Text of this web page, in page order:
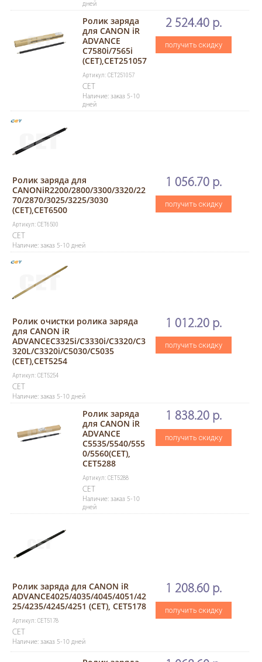
дней
Ролик заряда
для CANON iR
ADVANCE
C7580i/7565i
(CET),CET251057
Артикул: CET251057
CET
Наличие: заказ 5-10
дней
2 524.40 р.
получить скидку
Ролик заряда для
CANONiR2200/2800/3300/3320/22
70/2870/3025/3225/3030
(CET),CET6500
Артикул: CET6500
CET
Наличие: заказ 5-10 дней
1 056.70 р.
получить скидку
Ролик очистки ролика заряда
для CANON iR
ADVANCEC3325i/C3330i/C3320/C3
320L/C3320i/C5030/C5035
(CET),CET5254
Артикул: CET5254
CET
Наличие: заказ 5-10 дней
1 012.20 р.
получить скидку
Ролик заряда
для CANON iR
ADVANCE
C5535/5540/555
0/5560(CET),
CET5288
Артикул: CET5288
CET
Наличие: заказ 5-10
дней
1 838.20 р.
получить скидку
Ролик заряда для CANON iR
ADVANCE4025/4035/4045/4051/42
25/4235/4245/4251 (CET), CET5178
Артикул: CET5178
CET
Наличие: заказ 5-10 дней
1 208.60 р.
получить скидку